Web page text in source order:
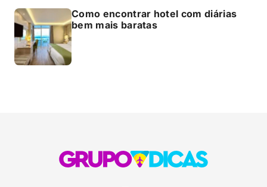
Como encontrar hotel com diárias
bem mais baratas